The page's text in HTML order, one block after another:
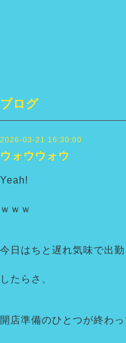
ブログ
2026-03-21 16:30:00
ウォウウォウ
Yeah!
ｗｗｗ
今日はちと遅れ気味で出勤
したらさ、
開店準備のひとつが終わ